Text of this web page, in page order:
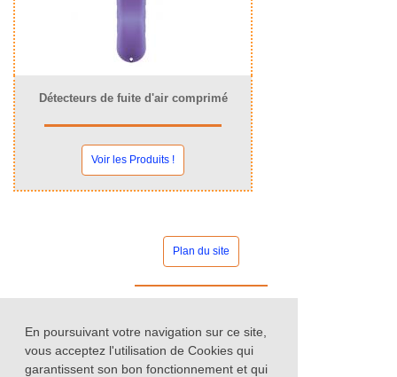
En poursuivant votre navigation sur ce site,
vous acceptez l'utilisation de Cookies qui
garantissent son bon fonctionnement et qui
Détecteurs de fuite d'air comprimé
Voir les Produits !
Plan du site